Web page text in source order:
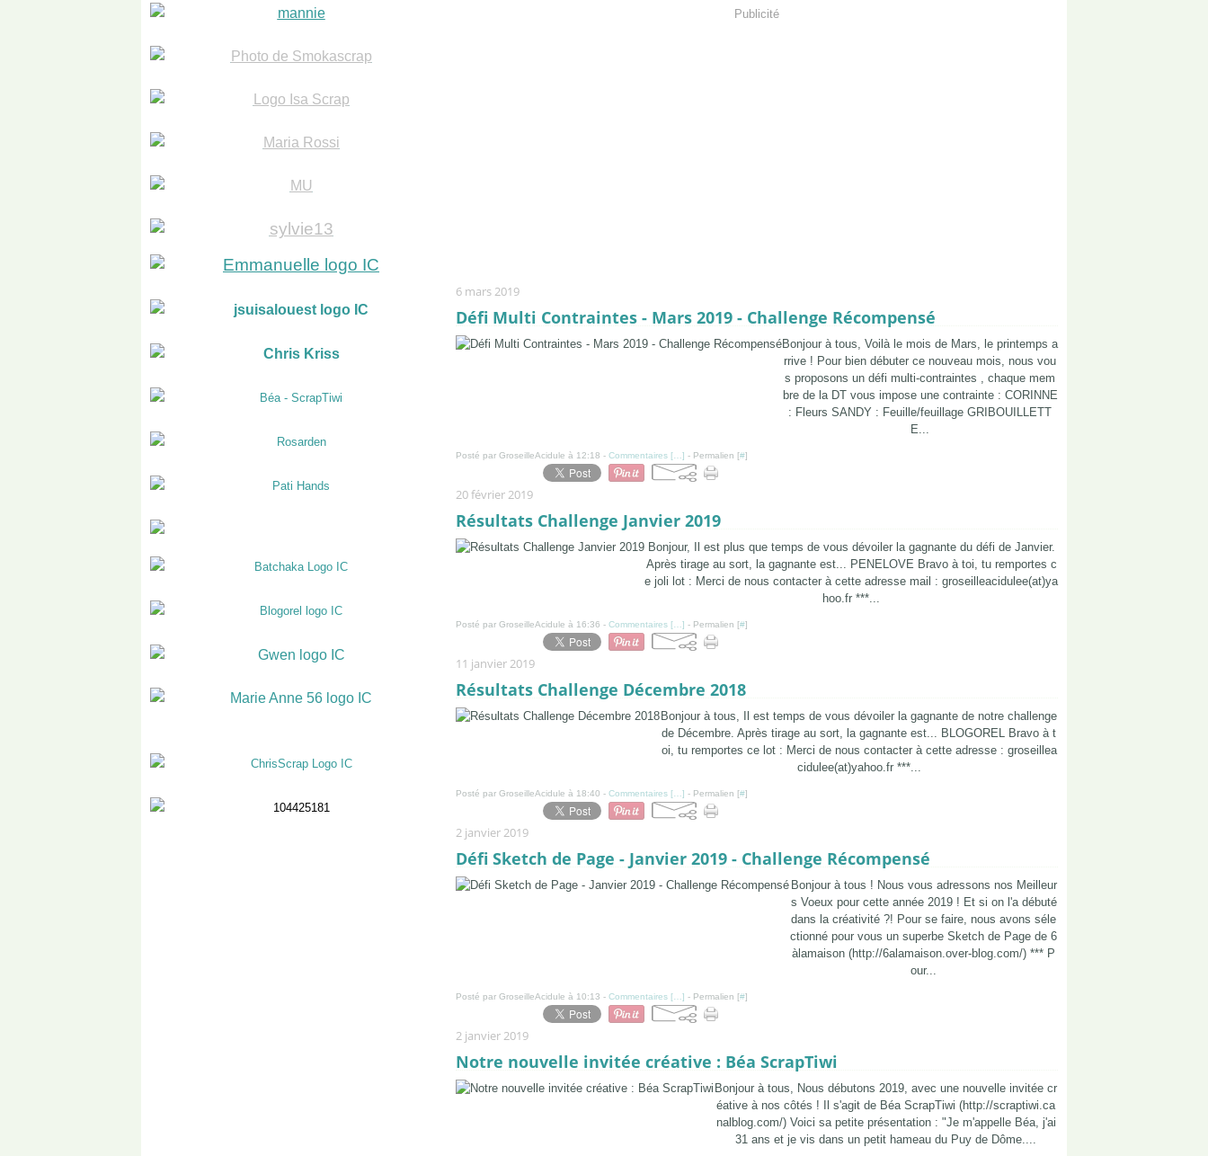
Publicité
6 mars 2019
Défi Multi Contraintes - Mars 2019 - Challenge Récompensé
Bonjour à tous, Voilà le mois de Mars, le printemps a
rrive ! Pour bien débuter ce nouveau mois, nous vou
s proposons un défi multi-contraintes , chaque mem
bre de la DT vous impose une contrainte : CORINNE
: Fleurs SANDY : Feuille/feuillage GRIBOUILLETT
E...
Posté par GroseilleAcidule à 12:18 - Commentaires [ ] - Permalien [#]
20 février 2019
Résultats Challenge Janvier 2019
Bonjour, Il est plus que temps de vous dévoiler la gagnante du défi de Janvier.
Après tirage au sort, la gagnante est... PENELOVE Bravo à toi, tu remportes c
e joli lot : Merci de nous contacter à cette adresse mail : groseilleacidulee(at)ya
hoo.fr ***...
Posté par GroseilleAcidule à 16:36 - Commentaires [ ] - Permalien [#]
11 janvier 2019
Résultats Challenge Décembre 2018
Bonjour à tous, Il est temps de vous dévoiler la gagnante de notre challenge
de Décembre. Après tirage au sort, la gagnante est... BLOGOREL Bravo à t
oi, tu remportes ce lot : Merci de nous contacter à cette adresse : groseillea
cidulee(at)yahoo.fr ***...
Posté par GroseilleAcidule à 18:40 - Commentaires [ ] - Permalien [#]
2 janvier 2019
Défi Sketch de Page - Janvier 2019 - Challenge Récompensé
Bonjour à tous ! Nous vous adressons nos Meilleur
s Voeux pour cette année 2019 ! Et si on l'a débuté
dans la créativité ?! Pour se faire, nous avons séle
ctionné pour vous un superbe Sketch de Page de 6
àlamaison (http://6alamaison.over-blog.com/) *** P
our...
Posté par GroseilleAcidule à 10:13 - Commentaires [ ] - Permalien [#]
2 janvier 2019
Notre nouvelle invitée créative : Béa ScrapTiwi
Bonjour à tous, Nous débutons 2019, avec une nouvelle invitée cr
éative à nos côtés ! Il s'agit de Béa ScrapTiwi (http://scraptiwi.ca
nalblog.com/) Voici sa petite présentation : "Je m'appelle Béa, j'ai
31 ans et je vis dans un petit hameau du Puy de Dôme....